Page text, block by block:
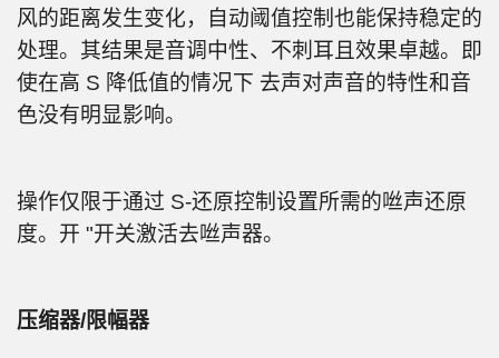
风的距离发生变化，自动阈值控制也能保持稳定的
处理。其结果是音调中性、不刺耳且效果卓越。即
使在高 S 降低值的情况下 去声对声音的特性和音
色没有明显影响。
操作仅限于通过 S-还原控制设置所需的咝声还原
度。开 "开关激活去咝声器。
压缩器/限幅器